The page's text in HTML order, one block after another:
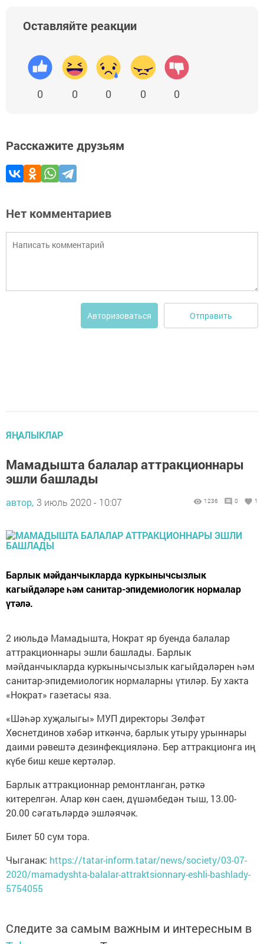
Оставляйте реакции
0 0 0 0 0
Расскажите друзьям
Нет комментариев
Авторизоваться Отправить
ЯҢАЛЫКЛАР
Мамадышта балалар аттракционнары
эшли башлады
автор, 3 июль 2020 - 10:07 1236 0 1
Барлык мәйданчыкларда куркынычсызлык
кагыйдәләре һәм санитар-эпидемиологик нормалар
үтәлә.
2 июльдә Мамадышта, Нократ яр буенда балалар
аттракционнары эшли башлады. Барлык
мәйданчыкларда куркынычсызлык кагыйдәләрен һәм
санитар-эпидемиологик нормаларны үтиләр. Бу хакта
«Нократ» газетасы яза.
«Шәһәр хуҗалыгы» МУП директоры Зөлфәт
Хөснетдинов хәбәр иткәнчә, барлык утыру урыннары
даими рәвештә дезинфекцияләнә. Бер аттракционга иң
күбе биш кеше кертәләр.
Барлык аттракционнар ремонтланган, рәткә
китерелгән. Алар көн саен, дүшәмбедән тыш, 13.00-
20.00 сәгатьләрдә эшләячәк.
Билет 50 сум тора.
Чыганак: https://tatar-inform.tatar/news/society/03-07-
2020/mamadyshta-balalar-attraktsionnary-eshli-bashlady-
5754055
Следите за самым важным и интересным в